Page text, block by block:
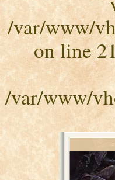
/var/www/
on line
/var/www/